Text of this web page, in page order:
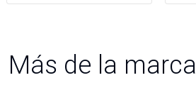
Más de la marca